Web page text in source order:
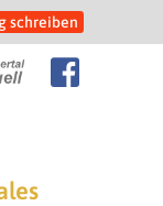
schreiben